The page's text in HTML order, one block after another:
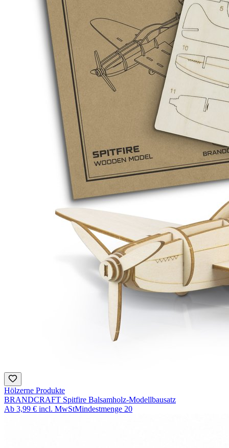
Hölzerne Produkte
BRANDCRAFT Spitfire Balsamholz-Modellbausatz
Ab 3,99 € incl. MwStMindestmenge 20